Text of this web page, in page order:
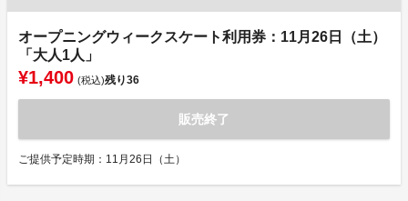
オープニングウィークスケート利用券：11月26日（土）
「大人1人」
¥1,400 (税込)残り36
販売終了
ご提供予定時期：11月26日（土）